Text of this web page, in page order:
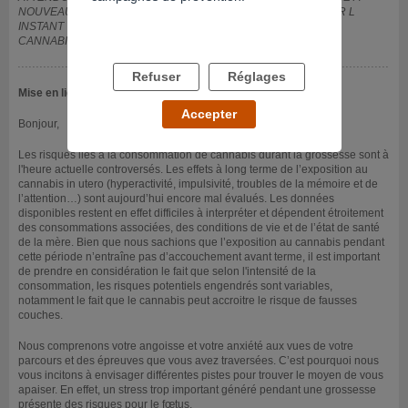
NOUVEAU J EN SUIS A 6 SEMAINES DE GROSSESSE ET POUR L
INSTANT TOUT VA BIEN MAIS.... QUELS SONT LES EFFETS DU
CANNABIS MERCI DE ME DONNER VOTRE AVIS
Mise en ligne le 17/02/2012
Bonjour,
Les risques liés à la consommation de cannabis durant la grossesse sont à
l'heure actuelle controversés. Les effets à long terme de l’exposition au
cannabis in utero (hyperactivité, impulsivité, troubles de la mémoire et de
l’attention…) sont aujourd’hui encore mal évalués. Les données
disponibles restent en effet difficiles à interpréter et dépendent étroitement
des consommations associées, des conditions de vie et de l’état de santé
de la mère. Bien que nous sachions que l’exposition au cannabis pendant
cette période n’entraîne pas d’accouchement avant terme, il est important
de prendre en considération le fait que selon l'intensité de la
consommation, les risques potentiels engendrés sont variables,
notamment le fait que le cannabis peut accroitre le risque de fausses
couches.
Nous comprenons votre angoisse et votre anxiété aux vues de votre
parcours et des épreuves que vous avez traversées. C’est pourquoi nous
vous incitons à envisager différentes pistes pour trouver le moyen de vous
apaiser. En effet, un stress trop important généré pendant une grossesse
présente des risques pour le fœtus.
Refuser Réglages
Accepter